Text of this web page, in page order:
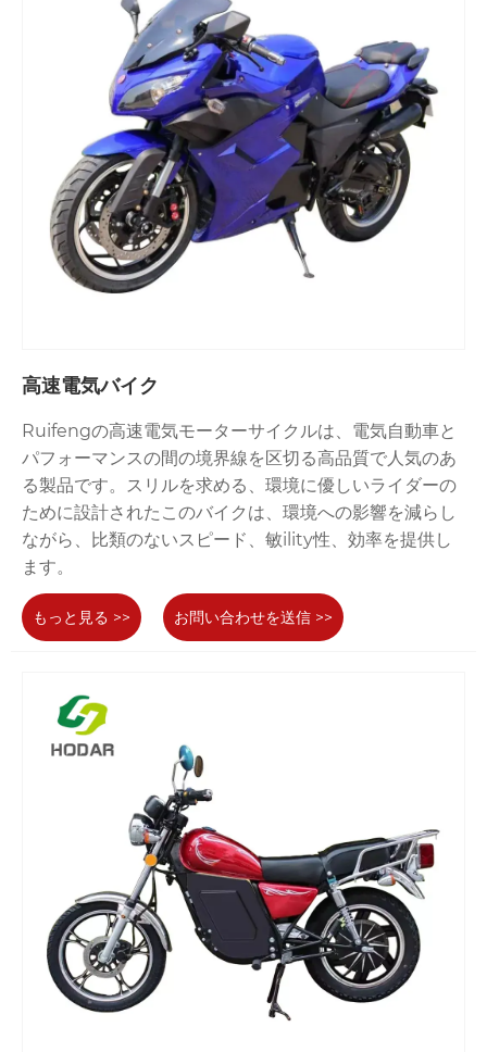
高速電気バイク
Ruifengの高速電気モーターサイクルは、電気自動車と
パフォーマンスの間の境界線を区切る高品質で人気のあ
る製品です。スリルを求める、環境に優しいライダーの
ために設計されたこのバイクは、環境への影響を減らし
ながら、比類のないスピード、敏ility性、効率を提供し
ます。
もっと見る >> お問い合わせを送信 >>